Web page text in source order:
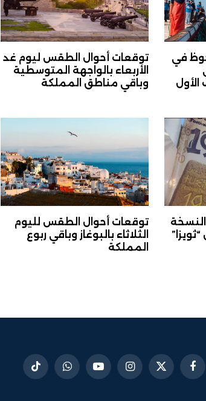
في
توقعات أحوال الطقس ليوم غد
الأربعاء بالواجهة المتوسطية
وباقي مناطق المملكة
توقعات أحوال الطقس لليوم
الثلاثاء بالبوغاز وباقي ربوع
المملكة
فيسبوكX
(Twitter)
الانستغراميوتيوب واتساب تيكتوك